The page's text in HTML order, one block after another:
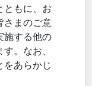
ともに、お
さまのご意
施する他の
。なお、
をあらかじ